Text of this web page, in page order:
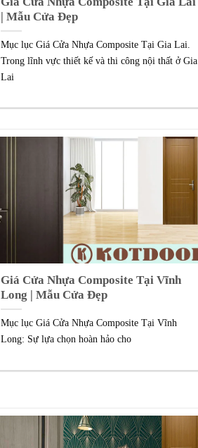
| Mẫu Cửa Đẹp
Mục lục Giá Cửa Nhựa Composite Tại Gia Lai.
Trong lĩnh vực thiết kế và thi công nội thất ở Gia
Lai
Giá Cửa Nhựa Composite Tại Vĩnh
Long | Mẫu Cửa Đẹp
Mục lục Giá Cửa Nhựa Composite Tại Vĩnh
Long: Sự lựa chọn hoàn hảo cho